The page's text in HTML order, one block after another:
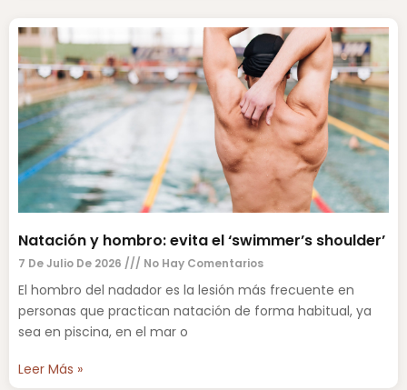
Natación y hombro: evita el ‘swimmer’s shoulder’
7 De Julio De 2026 No Hay Comentarios
El hombro del nadador es la lesión más frecuente en
personas que practican natación de forma habitual, ya
sea en piscina, en el mar o
Leer Más »